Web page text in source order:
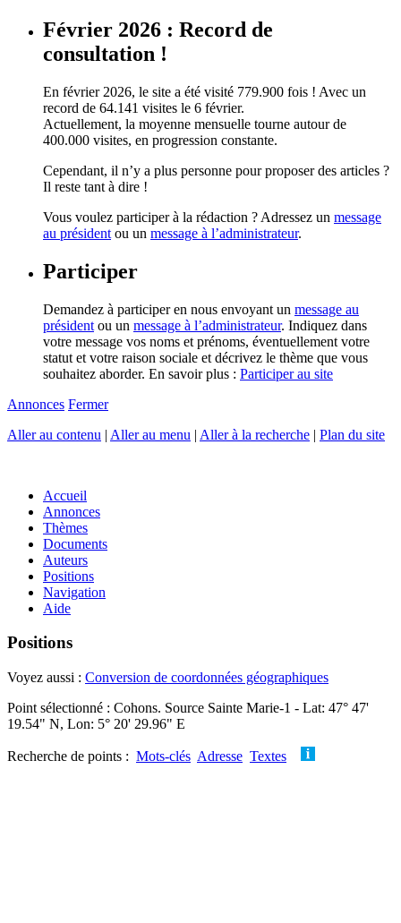
Février 2026 : Record de
consultation !
En février 2026, le site a été visité 779.900 fois ! Avec un
record de 64.141 visites le 6 février.
Actuellement, la moyenne mensuelle tourne autour de
400.000 visites, en progression constante.
Cependant, il n’y a plus personne pour proposer des articles ?
Il reste tant à dire !
Vous voulez participer à la rédaction ? Adressez un message
au président ou un message à l’administrateur.
Participer
Demandez à participer en nous envoyant un message au
président ou un message à l’administrateur. Indiquez dans
votre message vos noms et prénoms, éventuellement votre
statut et votre raison sociale et décrivez le thème que vous
souhaitez aborder. En savoir plus : Participer au site
Annonces Fermer
Aller au contenu | Aller au menu | Aller à la recherche | Plan du site
Accueil
Annonces
Thèmes
Documents
Auteurs
Positions
Navigation
Aide
Positions
Voyez aussi : Conversion de coordonnées géographiques
Point sélectionné : Cohons. Source Sainte Marie-1 - Lat: 47° 47'
19.54" N, Lon: 5° 20' 29.96" E
Recherche de points : Mots-clés Adresse Textes